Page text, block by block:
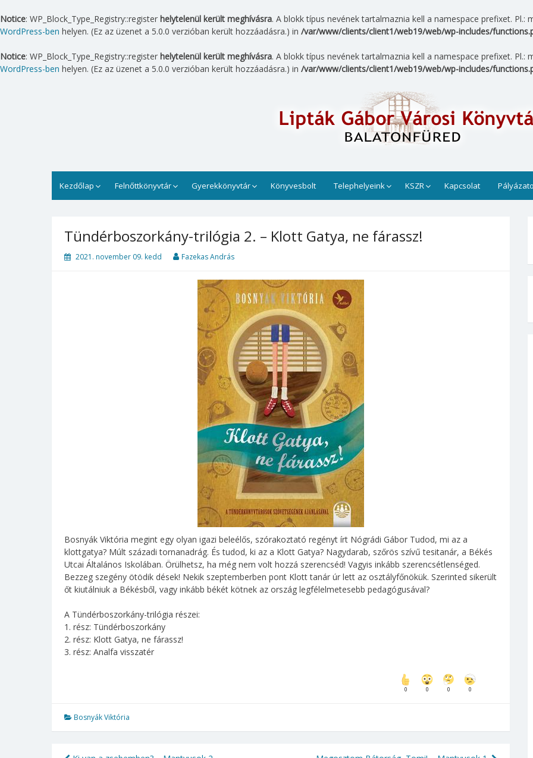
Notice: WP_Block_Type_Registry::register helytelenül került meghívásra. A blokk típus nevének tartalmaznia kell a namespace prefixet.
WordPress-ben helyen. (Ez az üzenet a 5.0.0 verzióban került hozzáadásra.) in /var/www/clients/client1/web19/web/wp-includes/
Notice: WP_Block_Type_Registry::register helytelenül került meghívásra. A blokk típus nevének tartalmaznia kell a namespace prefixet.
WordPress-ben helyen. (Ez az üzenet a 5.0.0 verzióban került hozzáadásra.) in /var/www/clients/client1/web19/web/wp-includes/
Kezdőlap Felnőttkönyvtár Gyerekkönyvtár Könyvesbolt Telephelyeink KSZR Kapcsolat
Tündérboszorkány-trilógia 2. – Klott Gatya, ne fárassz!
2021. november 09. kedd Fazekas András
Bosnyák Viktória megint egy olyan igazi beleélős, szórakoztató regényt írt Nógrádi Gábor Tudod, mi az a
klottgatya? Múlt századi tornanadrág. És tudod, ki az a Klott Gatya? Nagydarab, szőrös szívű tesitanár, a Békés
Utcai Általános Iskolában. Örülhetsz, ha még nem volt hozzá szerencséd! Vagyis inkább szerencsétlenséged.
Bezzeg szegény ötödik dések! Nekik szeptemberben pont Klott tanár úr lett az osztályfőnökük. Szerinted sikerült
őt kiutálniuk a Békésből, vagy inkább békét kötnek az ország legfélelmetesebb pedagógusával?
A Tündérboszorkány-trilógia részei:
1. rész: Tündérboszorkány
2. rész: Klott Gatya, ne fárassz!
3. rész: Analfa visszatér
0 0 0 0
Bosnyák Viktória